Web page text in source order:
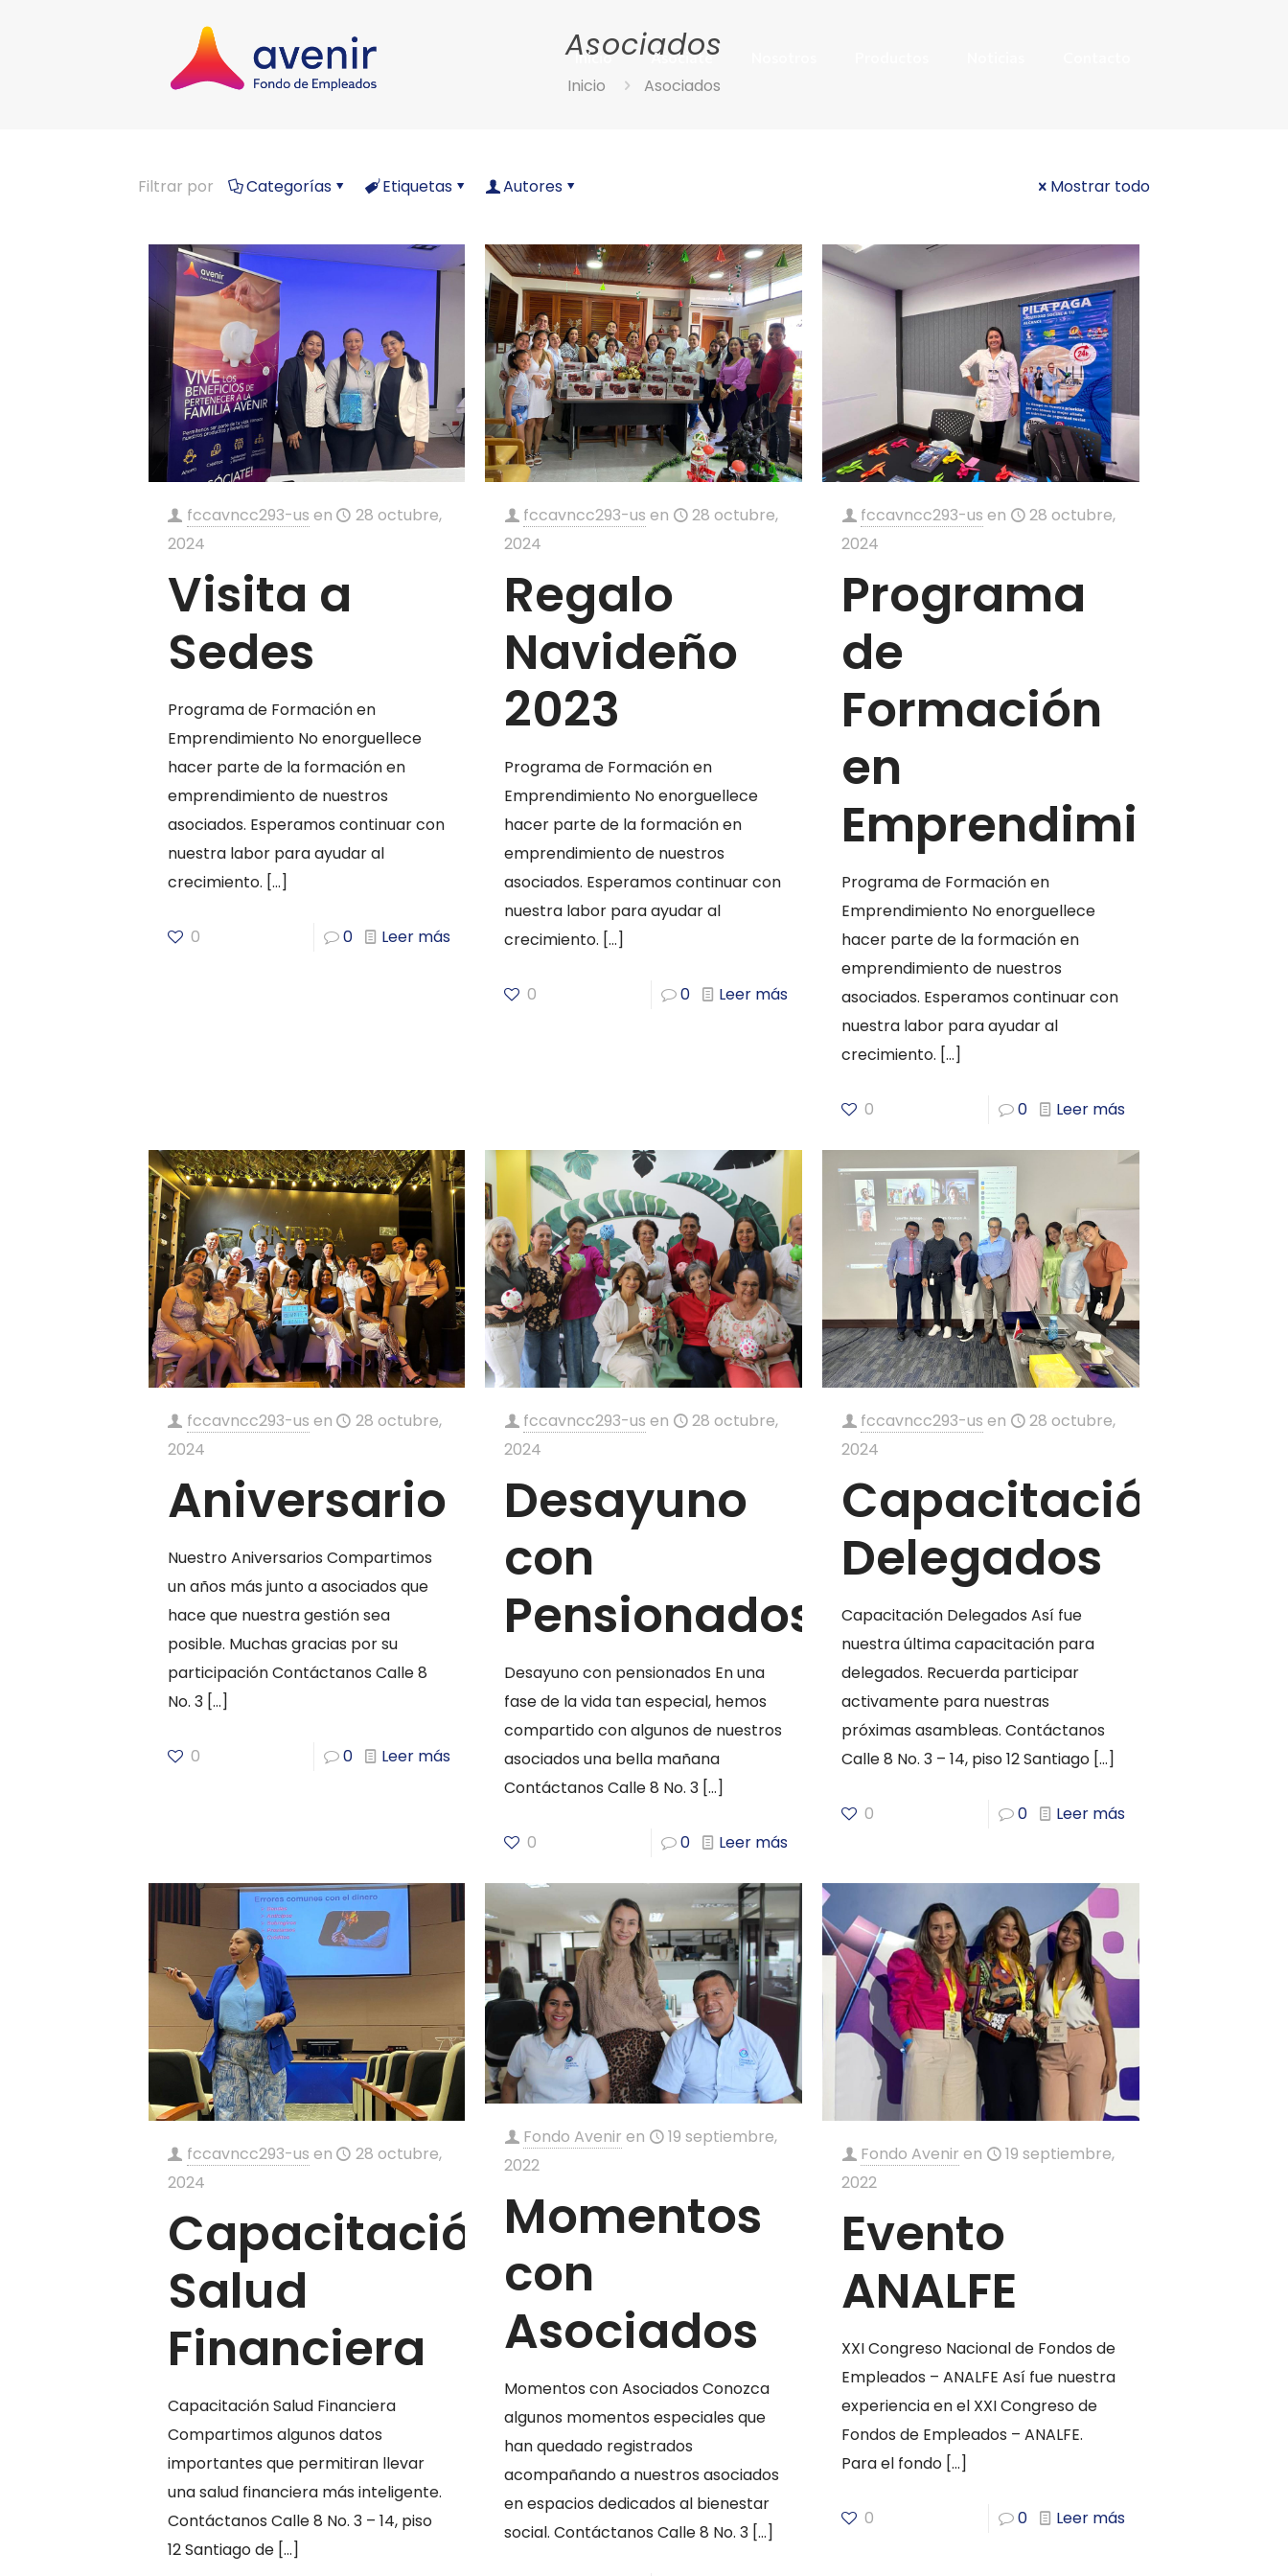
Inicio Asociate
Asociados
Inicio Asociados
Filtrar por Categorías Etiquetas Autores Mostrar todo
fccavncc293-us en
28 octubre,
2024
Visita a
Sedes
Programa de Formación en
Emprendimiento No enorguellece
hacer parte de la formación en
emprendimiento de nuestros
asociados. Esperamos continuar con
nuestra labor para ayudar al
crecimiento. […]
0 0 Leer más
fccavncc293-us en
28 octubre,
2024
Regalo
Navideño
2023
Programa de Formación en
Emprendimiento No enorguellece
hacer parte de la formación en
emprendimiento de nuestros
asociados. Esperamos continuar con
nuestra labor para ayudar al
crecimiento. […]
0 0 Leer más
fccavncc293-us en
28 octubre,
2024
Programa
de
Formación
en
Emprendimiento
Programa de Formación en
Emprendimiento No enorguellece
hacer parte de la formación en
emprendimiento de nuestros
asociados. Esperamos continuar con
nuestra labor para ayudar al
crecimiento. […]
0 0 Leer más
fccavncc293-us en
28 octubre,
2024
Aniversario
Nuestro Aniversarios Compartimos
un años más junto a asociados que
hace que nuestra gestión sea
posible. Muchas gracias por su
participación Contáctanos Calle 8
No. 3[…]
0 0 Leer más
fccavncc293-us en
28 octubre,
2024
Desayuno
con
Pensionados
Desayuno con pensionados En una
fase de la vida tan especial, hemos
compartido con algunos de nuestros
asociados una bella mañana
Contáctanos Calle 8 No. 3 […]
0 0 Leer más
fccavncc293-us en
28 octubre,
2024
Capacitación
Delegados
Capacitación Delegados Así fue
nuestra última capacitación para
delegados. Recuerda participar
activamente para nuestras
próximas asambleas. Contáctanos
Calle 8 No. 3 – 14, piso 12 Santiago […]
0 0 Leer más
fccavncc293-us en
28 octubre,
2024
Capacitación
Salud
Financiera
Capacitación Salud Financiera
Compartimos algunos datos
importantes que permitiran llevar
una salud financiera más inteligente.
Contáctanos Calle 8 No. 3 – 14, piso
12 Santiago de[…]
Fondo Avenir en
19 septiembre,
2022
Momentos
con
Asociados
Momentos con Asociados Conozca
algunos momentos especiales que
han quedado registrados
acompañando a nuestros asociados
en espacios dedicados al bienestar
social. Contáctanos Calle 8 No. 3 […]
Fondo Avenir en
19 septiembre,
2022
Evento
ANALFE
XXI Congreso Nacional de Fondos de
Empleados – ANALFE Así fue nuestra
experiencia en el XXI Congreso de
Fondos de Empleados – ANALFE.
Para el fondo […]
0 0 Leer más